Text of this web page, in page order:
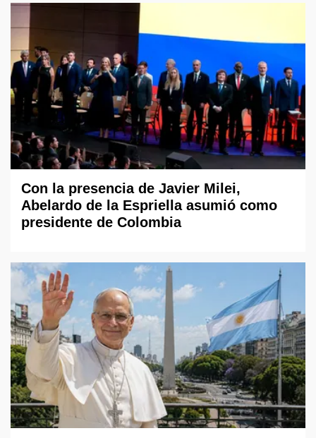
Con la presencia de Javier Milei,
Abelardo de la Espriella asumió como
presidente de Colombia